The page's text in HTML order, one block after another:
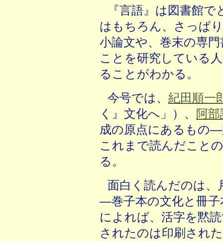
『言語』は図書館
はもちろん、さっぱ
小論文や、巻末の専
ことを研究している
ることがわかる。
今号では、 紀田順一
く』文化へ」）、
阿
成の原点にあるもの
これまで読んだこと
る。
面白く読んだのは、
―巻子本の文化と冊子
によれば、活字を黙
されたのは印刷され